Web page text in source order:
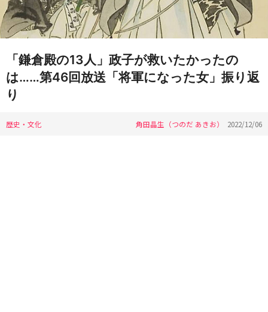
「鎌倉殿の13人」政子が救いたかったの
は……第46回放送「将軍になった女」振り返
り
歴史・文化 角田晶生（つのだ あきお） 2022/12/06